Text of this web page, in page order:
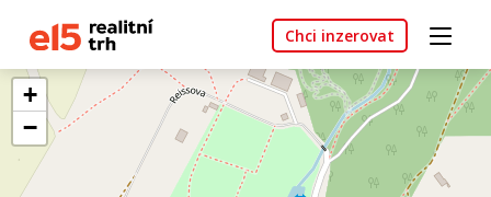
Chci inzerovat
+
−